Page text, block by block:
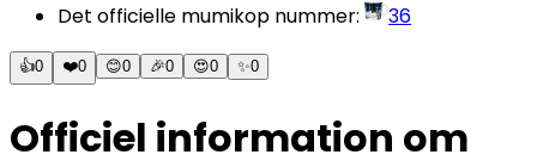
Det officielle mumikop nummer: 36
👍0 ❤️0 😊0 🎉0 😍0 ✨0
Officiel information om